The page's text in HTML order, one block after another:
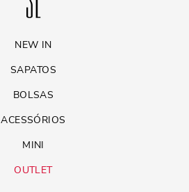
NEW IN
SAPATOS
BOLSAS
ACESSÓRIOS
MINI
OUTLET